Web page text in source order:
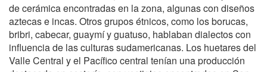
de cerámica encontradas en la zona, algunas con diseños
aztecas e incas. Otros grupos étnicos, como los borucas,
bribri, cabecar, guaymí y guatuso, hablaban dialectos con
influencia de las culturas sudamericanas. Los huetares del
Valle Central y el Pacífico central tenían una producción